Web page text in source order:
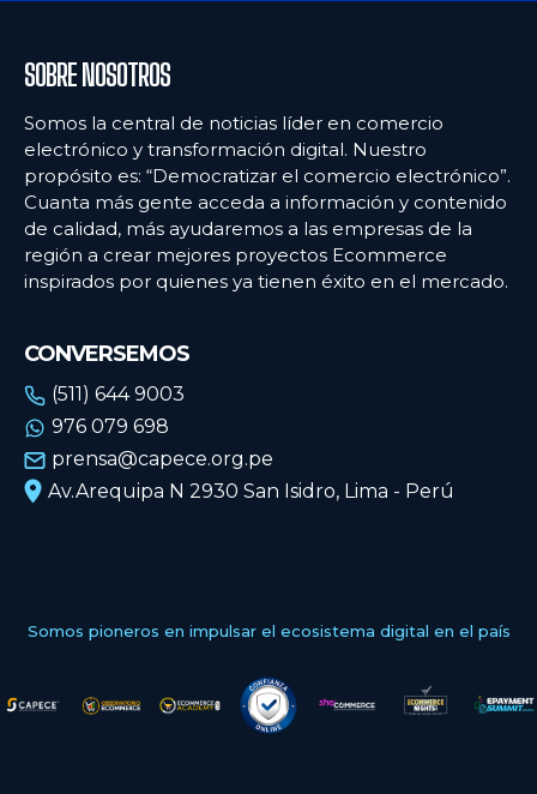
SOBRE NOSOTROS
Somos la central de noticias líder en comercio
electrónico y transformación digital. Nuestro
propósito es: “Democratizar el comercio electrónico”.
Cuanta más gente acceda a información y contenido
de calidad, más ayudaremos a las empresas de la
región a crear mejores proyectos Ecommerce
inspirados por quienes ya tienen éxito en el mercado.
CONVERSEMOS
(511) 644 9003
976 079 698
prensa@capece.org.pe
Av.Arequipa N 2930 San Isidro, Lima - Perú
Somos pioneros en impulsar el ecosistema digital en el país